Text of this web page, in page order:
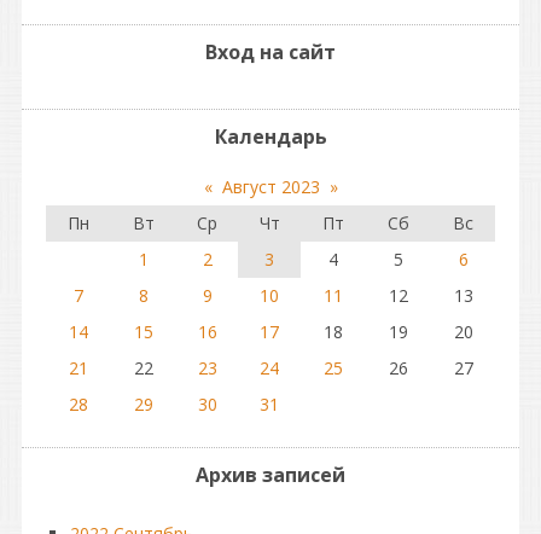
Вход на сайт
Календарь
« Август 2023 »
Пн
Вт Ср Чт Пт Сб
Вс
1
2 3 4 5
6
7
8 9 10 11 12
13
14
15 16 17 18 19
20
21
22 23 24 25 26
27
28
29 30 31
Архив записей